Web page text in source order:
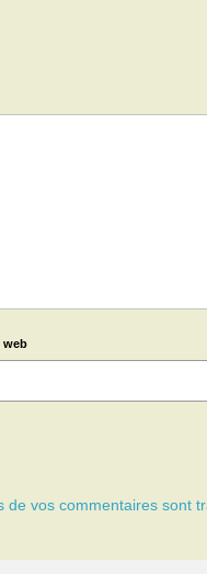
web
de vos commentaires sont